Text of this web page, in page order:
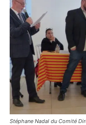
Stéphane Nadal du Comité